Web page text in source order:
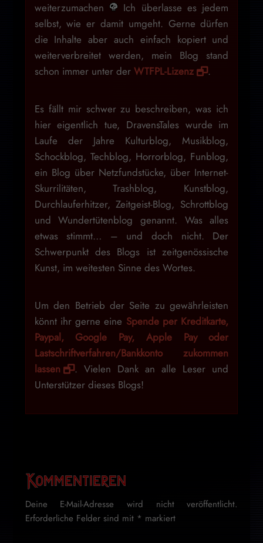
weiterzumachen
Ich überlasse es jedem
selbst, wie er damit umgeht. Gerne dürfen
die Inhalte aber auch einfach kopiert und
weiterverbreitet werden, mein Blog stand
schon immer unter der WTFPL-Lizenz .
Es fällt mir schwer zu beschreiben, was ich
hier eigentlich tue, DravensTales wurde im
Laufe der Jahre Kulturblog, Musikblog,
Schockblog, Techblog, Horrorblog, Funblog,
ein Blog über Netzfundstücke, über Internet-
Skurrilitäten, Trashblog, Kunstblog,
Durchlauferhitzer, Zeitgeist-Blog, Schrottblog
und Wundertütenblog genannt. Was alles
etwas stimmt… – und doch nicht. Der
Schwerpunkt des Blogs ist zeitgenössische
Kunst, im weitesten Sinne des Wortes.
Um den Betrieb der Seite zu gewährleisten
könnt ihr gerne eine Spende per Kreditkarte,
Paypal, Google Pay, Apple Pay oder
Lastschriftverfahren/Bankkonto zukommen
lassen
. Vielen Dank an alle Leser und
Unterstützer dieses Blogs!
Kommentieren
Deine E-Mail-Adresse wird nicht veröffentlicht.
Erforderliche Felder sind mit * markiert